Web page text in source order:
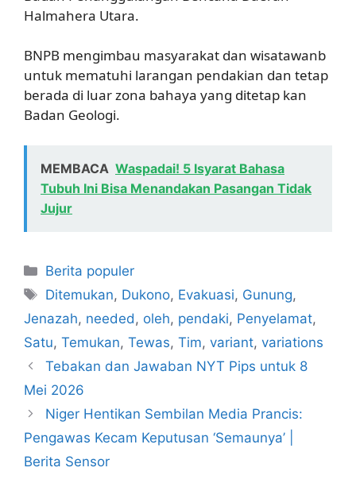
Halmahera Utara.
BNPB mengimbau masyarakat dan wisatawanb
untuk mematuhi larangan pendakian dan tetap
berada di luar zona bahaya yang ditetap kan
Badan Geologi.
MEMBACA Waspadai! 5 Isyarat Bahasa
Tubuh Ini Bisa Menandakan Pasangan Tidak
Jujur
Kategori
Berita populer
Tag
Ditemukan, Dukono, Evakuasi, Gunung,
Jenazah, needed , oleh, pendaki, Penyelamat,
Satu, Temukan, Tewas, Tim, variant, variations
Tebakan dan Jawaban NYT Pips untuk 8
Mei 2026
Niger Hentikan Sembilan Media Prancis:
Pengawas Kecam Keputusan ‘Semaunya’ |
Berita Sensor